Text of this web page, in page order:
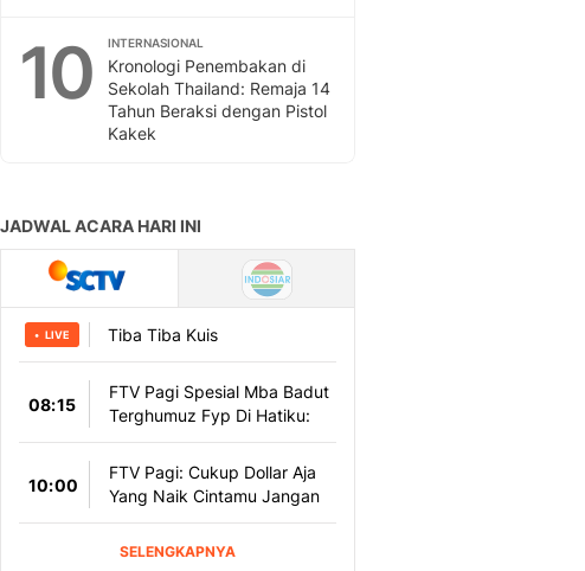
10 INTERNASIONAL
Kronologi Penembakan di
Sekolah Thailand: Remaja 14
Tahun Beraksi dengan Pistol
Kakek